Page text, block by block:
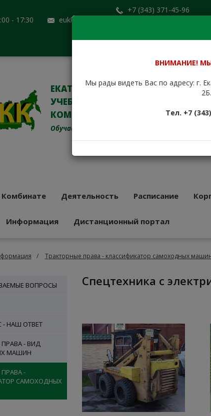
- 17:30 eukk@mail.ru
+7 (343) 371-45-96
ЕКАТЕРИНБУРГСКИЙ
УЧЕБНО-КУРСОВОЙ
КОМБИНАТ
Обучаем с 1943 года
Деятельность Расписание
Информация Дистанционный портал
Тракторные права - классификатор самоходных
ВОПРОСЫ
НАШ ОТВЕТ
- ВИД
МАШИН
-
САМОХОДНЫХ
Спецтехника с
ВНИМАНИЕ!
Мы рады видеть Вас по адресу: г.
2Б.
Тел. +7